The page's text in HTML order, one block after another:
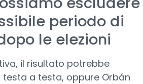
periodo di
le elezioni
il risultato potrebbe
testa a testa, oppure Orbán